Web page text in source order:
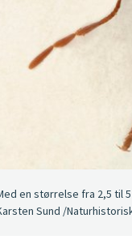
en størrelse fra 2,5 til
Sund /